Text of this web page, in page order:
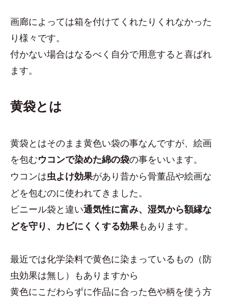
画廊によっては箱を付けてくれたりくれなかった
り様々です。
付かない場合はなるべく自分で用意すると喜ばれ
ます。
黄袋とは
黄袋とはそのまま黄色い袋の事なんですが、絵画
を包むウコンで染めた綿の袋の事をいいます。
ウコンは虫よけ効果があり昔から骨董品や絵画な
どを包むのに使われてきました。
ビニール袋と違い通気性に富み、湿気から額縁な
どを守り、カビにくくする効果もあります。
最近では化学染料で黄色に染まっているもの（防
虫効果は無し）もありますから
黄色にこだわらずに作品に合った色や柄を使う方